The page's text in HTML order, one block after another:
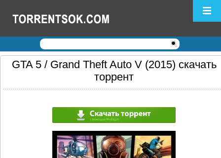
Логин: Пароль:
Регистрация |Забыли пароль?
GTA 5 / Grand Theft Auto V (2015) скачать
торрент